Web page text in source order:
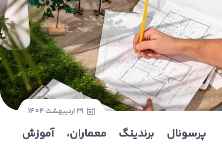
29 اردیبهشت 1404
پرسونال برندینگ معماران، آموزش